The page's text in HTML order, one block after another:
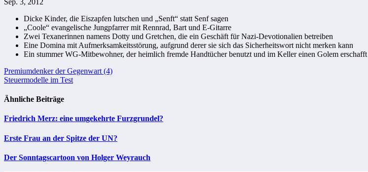
Dicke Kinder, die Eiszapfen lutschen und „Senft“ statt Senf sagen
„Coole“ evangelische Jungpfarrer mit Rennrad, Bart und E-Gitarre
Zwei Texanerinnen namens Dotty und Gretchen, die ein Geschäft für Nazi-Devotionalien betreiben
Eine Domina mit Aufmerksamkeitsstörung, aufgrund derer sie sich das Sicherheitswort nicht merken kann
Ein stummer WG-Mitbewohner, der heimlich fremde Handtücher benutzt und im Keller einen Golem erschafft
Beitragsnavigation
Premiumdenker der Gegenwart (4)
Steuermodelle im Test
Ähnliche Beiträge
Friedrich Merz: eine umgekehrte Furzgrundel?
Erste Frau an der Spitze der UN?
Der Sonntagscartoon von Holger Weyrauch